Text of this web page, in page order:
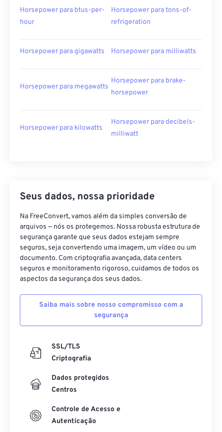
Horsepower para btus-per-
hour
Horsepower para tons-of-
refrigeration
Horsepower para gigawatts Horsepower para milliwatts
Horsepower para megawatts
Horsepower para brake-
horsepower
Horsepower para kilowatts
Horsepower para decibels-
milliwatt
Seus dados, nossa prioridade
Na FreeConvert, vamos além da simples conversão de
arquivos — nós os protegemos. Nossa robusta estrutura de
segurança garante que seus dados estejam sempre
seguros, seja convertendo uma imagem, um vídeo ou um
documento. Com criptografia avançada, data centers
seguros e monitoramento rigoroso, cuidamos de todos os
aspectos da segurança dos seus dados.
Saiba mais sobre nosso compromisso com a
segurança
SSL/TLS
Criptografia
Dados protegidos
Centros
Controle de Acesso e
Autenticação